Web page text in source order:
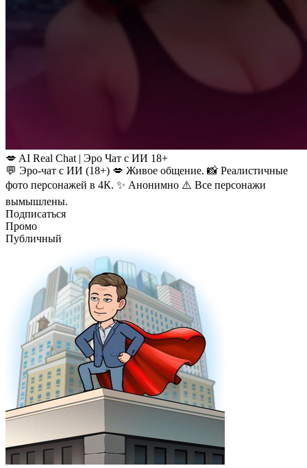
💋 AI Real Chat | Эро Чат с ИИ 18+
💬 Эро-чат с ИИ (18+) 💋 Живое общение. 📸 Реалистичные
фото персонажей в 4К. ✨ Анонимно ⚠️ Все персонажи
вымышлены.
Подписаться
Промо
Публичный